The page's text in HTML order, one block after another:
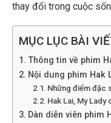
thay đổi trong cuộc
MỤC LỤC BÀI
Thông tin về phim
Nội dung phim Hak
Những điểm đặc
Hak Lai, My Lady
Dàn diễn viên phim